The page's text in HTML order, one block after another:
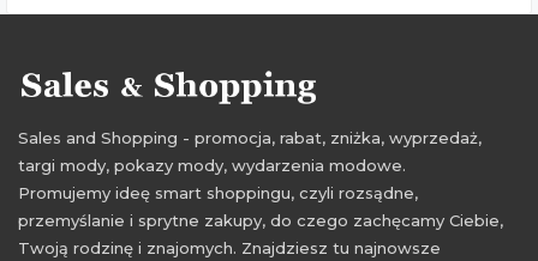
Sales and Shopping - promocja, rabat, zniżka, wyprzedaż,
targi mody, pokazy mody, wydarzenia modowe.
Promujemy ideę smart shoppingu, czyli rozsądne,
przemyślanie i sprytne zakupy, do czego zachęcamy Ciebie,
Twoją rodzinę i znajomych. Znajdziesz tu najnowsze